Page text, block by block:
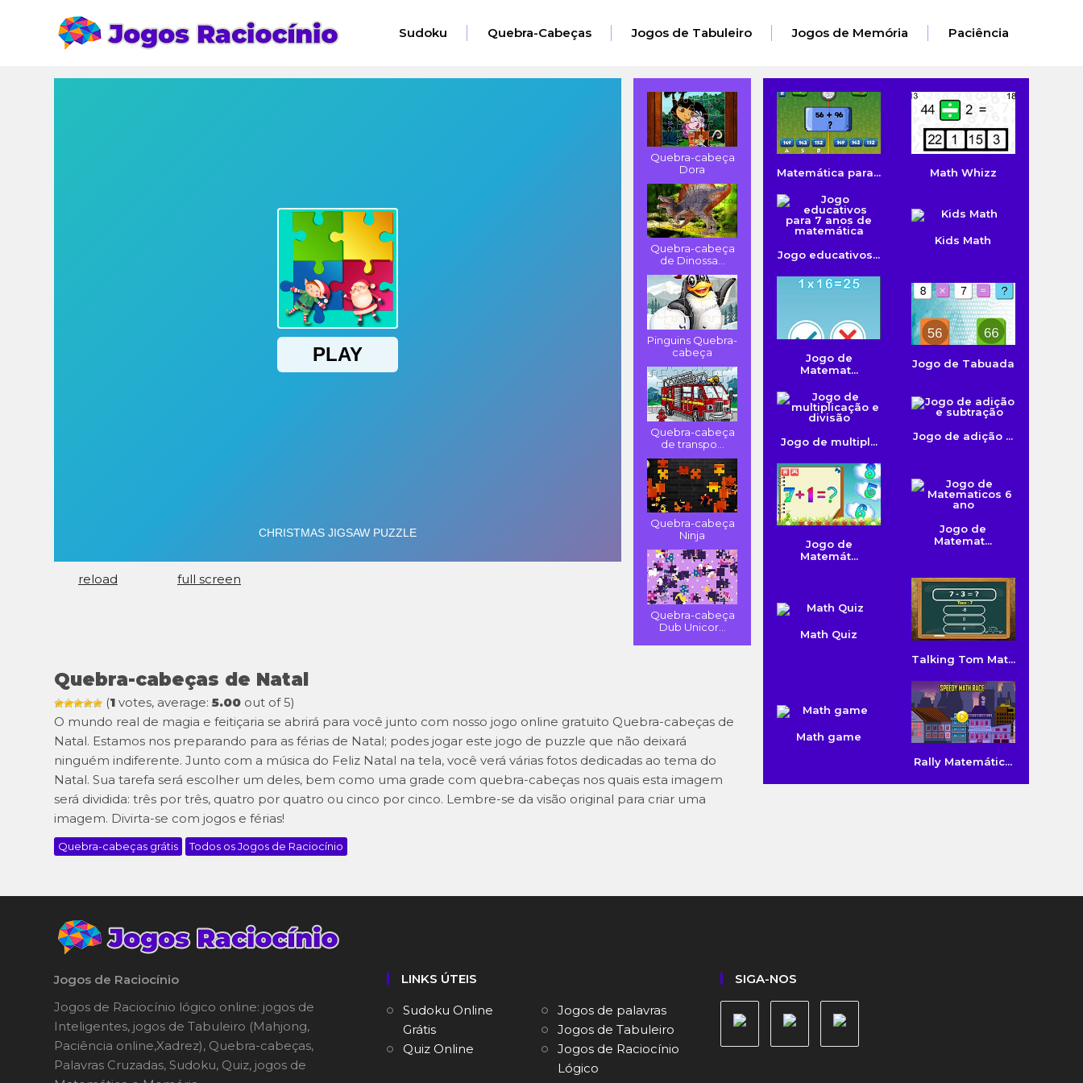
Sudoku Quebra-Cabeças Jogos de Tabuleiro Jogos de Memória Paciência
reload full screen
Quebra-cabeça
Dora
Quebra-cabeça
de Dinossa...
Pinguins Quebra-
cabeça
Quebra-cabeça
de transpo...
Quebra-cabeça
Ninja
Quebra-cabeça
Dub Unicor...
Quebra-cabeças de Natal
(1 votes, average: 5.00 out of 5)
O mundo real de magia e feitiçaria se abrirá para você junto com nosso jogo online gratuito Quebra-cabeças de
Natal. Estamos nos preparando para as férias de Natal; podes jogar este jogo de puzzle que não deixará
ninguém indiferente. Junto com a música do Feliz Natal na tela, você verá várias fotos dedicadas ao tema do
Natal. Sua tarefa será escolher um deles, bem como uma grade com quebra-cabeças nos quais esta imagem
será dividida: três por três, quatro por quatro ou cinco por cinco. Lembre-se da visão original para criar uma
imagem. Divirta-se com jogos e férias!
Quebra-cabeças grátis Todos os Jogos de Raciocínio
Matemática para... Math Whizz
Jogo educativos...
Kids Math
Jogo de
Matemat...
Jogo de Tabuada
Jogo de multipl... Jogo de adição ...
Jogo de
Matemát...
Jogo de
Matemat...
Math Quiz
Talking Tom Mat...
Math game
Rally Matemátic...
Jogos de Raciocínio
Jogos de Raciocínio lógico online: jogos de
Inteligentes, jogos de Tabuleiro (Mahjong,
Paciência online,Xadrez), Quebra-cabeças,
Palavras Cruzadas, Sudoku, Quiz, jogos de
LINKS ÚTEIS
Sudoku Online
Grátis
Jogos de palavras
Jogos de Tabuleiro
Quiz Online
Jogos de Raciocínio
Lógico
SIGA-NOS